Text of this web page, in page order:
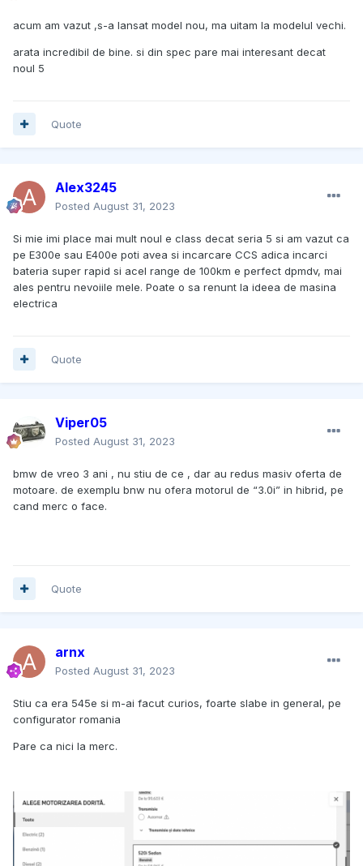
acum am vazut ,s-a lansat model nou, ma uitam la modelul vechi.
arata incredibil de bine. si din spec pare mai interesant decat
noul 5
Quote
Alex3245
Posted August 31, 2023
Si mie imi place mai mult noul e class decat seria 5 si am vazut ca
pe E300e sau E400e poti avea si incarcare CCS adica incarci
bateria super rapid si acel range de 100km e perfect dpmdv, mai
ales pentru nevoiile mele. Poate o sa renunt la ideea de masina
electrica
Quote
Viper05
Posted August 31, 2023
bmw de vreo 3 ani , nu stiu de ce , dar au redus masiv oferta de
motoare. de exemplu bnw nu ofera motorul de “3.0i” in hibrid, pe
cand merc o face.
Quote
arnx
Posted August 31, 2023
Stiu ca era 545e si m-ai facut curios, foarte slabe in general, pe
configurator romania
Pare ca nici la merc.